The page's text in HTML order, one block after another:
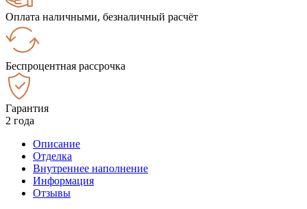
Оплата наличными, безналичный расчёт
Беспроцентная рассрочка
Гарантия
2 года
Описание
Отделка
Внутреннее наполнение
Информация
Отзывы